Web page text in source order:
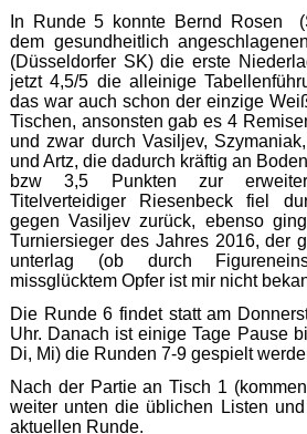
In Runde 5 konnte Bernd Rosen
dem gesundheitlich
(Düsseldorfer SK) die erste
jetzt 4,5/5 die alleinige
das war auch schon der einzige
Tischen, ansonsten gab es 4
und zwar durch Vasiljev,
und Artz, die dadurch kräftig an
bzw 3,5 Punkten zur
Titelverteidiger Riesenbeck fiel
gegen Vasiljev zurück, ebenso
Turniersieger des Jahres 2016, der
unterlag (ob durch
missglücktem Opfer ist mir nicht
Die Runde 6 findet statt am
Uhr. Danach ist einige Tage Pause
Di, Mi) die Runden 7-9 gespielt
Nach der Partie an Tisch 1
weiter unten die üblichen Listen
aktuellen Runde.